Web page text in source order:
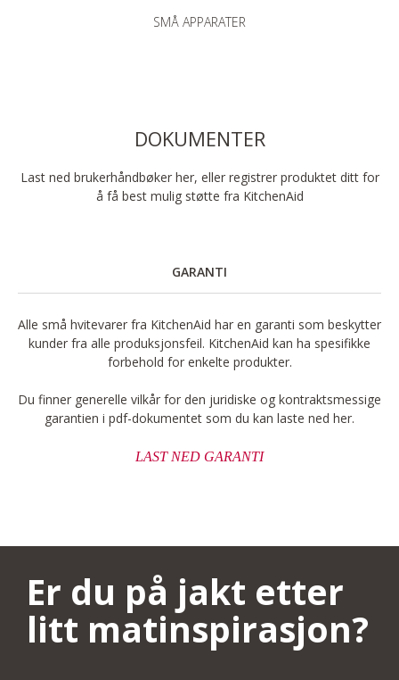
SMÅ APPARATER
DOKUMENTER
Last ned brukerhåndbøker her, eller registrer produktet ditt for
å få best mulig støtte fra KitchenAid
GARANTI
Alle små hvitevarer fra KitchenAid har en garanti som beskytter
kunder fra alle produksjonsfeil. KitchenAid kan ha spesifikke
forbehold for enkelte produkter.
Du finner generelle vilkår for den juridiske og kontraktsmessige
garantien i pdf-dokumentet som du kan laste ned her.
LAST NED GARANTI
Er du på jakt etter
litt matinspirasjon?